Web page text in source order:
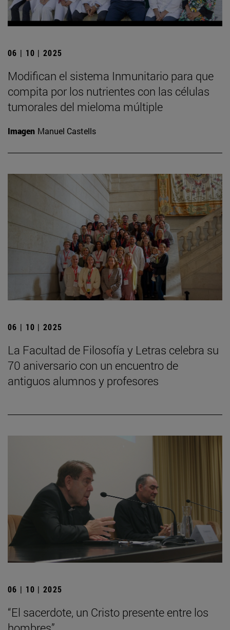
06 | 10 | 2025
Modifican el sistema Inmunitario para que
compita por los nutrientes con las células
tumorales del mieloma múltiple
Imagen Manuel Castells
06 | 10 | 2025
La Facultad de Filosofía y Letras celebra su
70 aniversario con un encuentro de
antiguos alumnos y profesores
06 | 10 | 2025
“El sacerdote, un Cristo presente entre los